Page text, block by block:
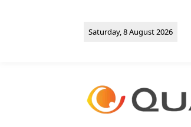
Saturday, 8 August 2026